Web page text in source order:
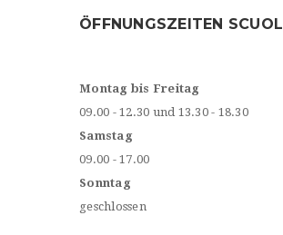
ÖFFNUNGSZEITEN SCUOL
Montag bis Freitag
09.00 - 12.30 und 13.30 - 18.30
Samstag
09.00 - 17.00
Sonntag
geschlossen